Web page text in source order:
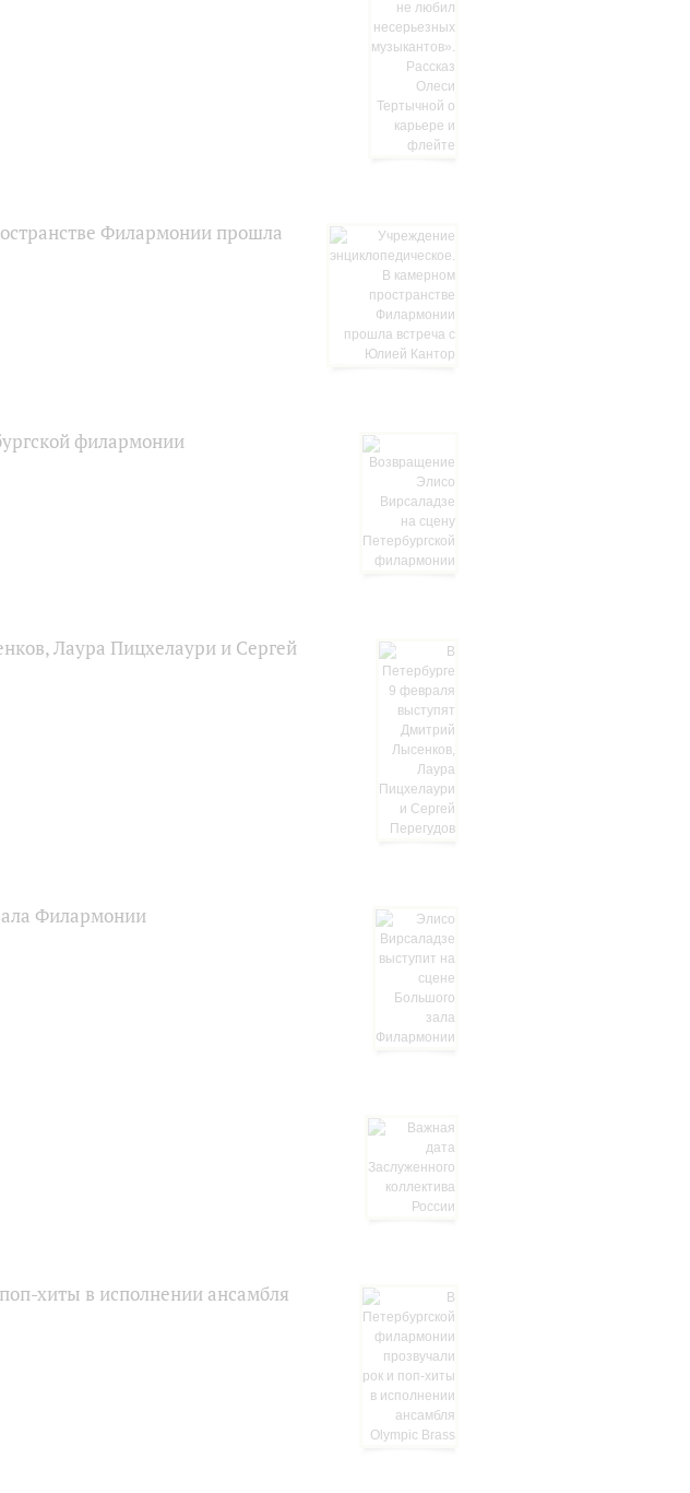
Филармонии прошла
филармонии
Лаура Пицхелаури и Сергей
Филармонии
хиты в исполнении ансамбля